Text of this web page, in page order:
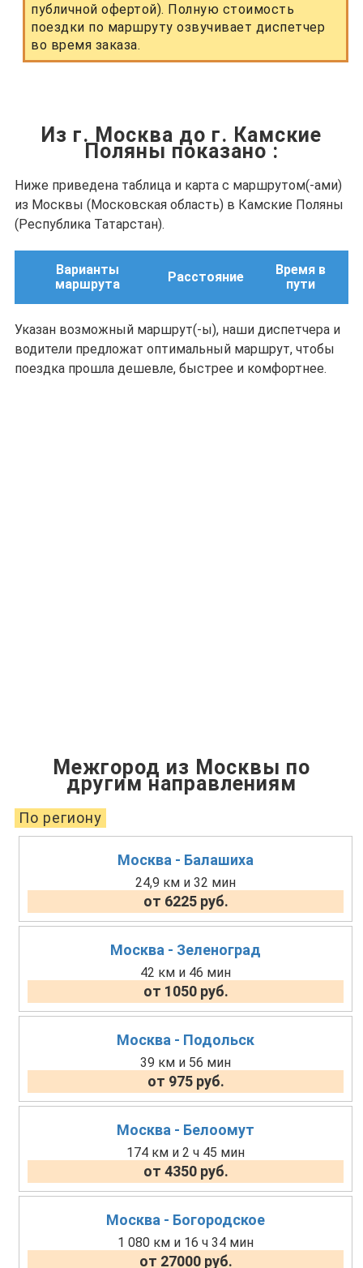
публичной офертой). Полную стоимость
поездки по маршруту озвучивает диспетчер
во время заказа.
Из г. Москва до г. Камские
Поляны показано :
Ниже приведена таблица и карта с маршрутом(-ами)
из Москвы (Московская область) в Камские Поляны
(Республика Татарстан).
Варианты
маршрута
Расстояние
Время в
пути
Указан возможный маршрут(-ы), наши диспетчера и
водители предложат оптимальный маршрут, чтобы
поездка прошла дешевле, быстрее и комфортнее.
Межгород из Москвы по
другим направлениям
По региону
Москва - Балашиха
24,9 км и 32 мин
от 6225 руб.
Москва - Зеленоград
42 км и 46 мин
от 1050 руб.
Москва - Подольск
39 км и 56 мин
от 975 руб.
Москва - Белоомут
174 км и 2 ч 45 мин
от 4350 руб.
Москва - Богородское
1 080 км и 16 ч 34 мин
от 27000 руб.